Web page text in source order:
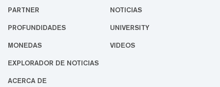
PARTNER NOTICIAS
PROFUNDIDADES UNIVERSITY
MONEDAS VIDEOS
EXPLORADOR DE NOTICIAS
ACERCA DE